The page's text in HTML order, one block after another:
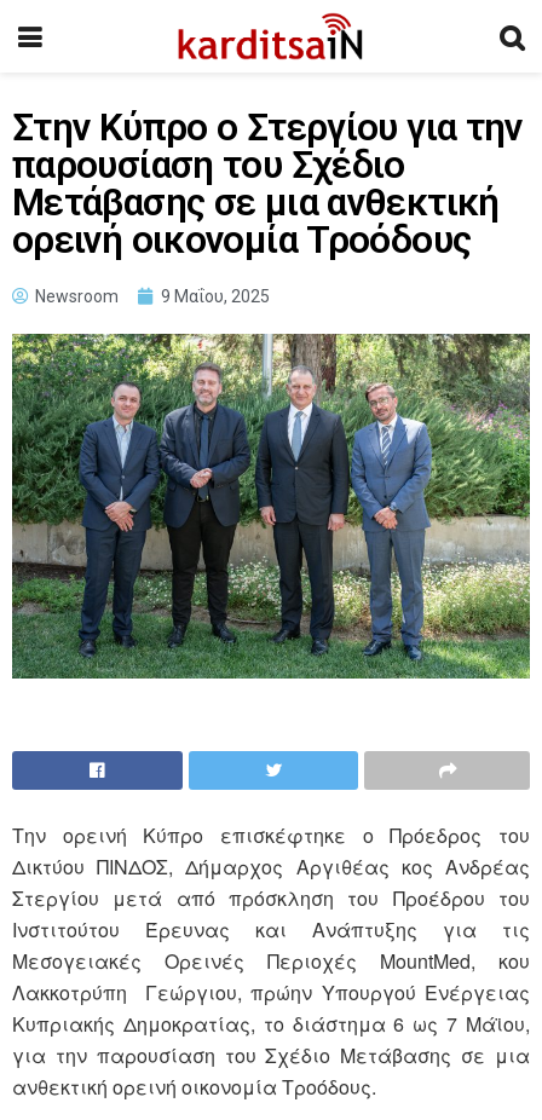
Στην Κύπρο ο Στεργίου για την
παρουσίαση του Σχέδιο
Μετάβασης σε μια ανθεκτική
ορεινή οικονομία Τροόδους
Newsroom 9 Μαΐου, 2025
Την ορεινή Κύπρο επισκέφτηκε ο Πρόεδρος του
Δικτύου ΠΙΝΔΟΣ, Δήμαρχος Αργιθέας κος Ανδρέας
Στεργίου μετά από πρόσκληση του Προέδρου του
Ινστιτούτου Έρευνας και Ανάπτυξης για τις
Μεσογειακές Ορεινές Περιοχές MountMed, κου
Λακκοτρύπη Γεώργιου, πρώην Υπουργού Ενέργειας
Κυπριακής Δημοκρατίας, το διάστημα 6 ως 7 Μάϊου,
για την παρουσίαση του Σχέδιο Μετάβασης σε μια
ανθεκτική ορεινή οικονομία Τροόδους.